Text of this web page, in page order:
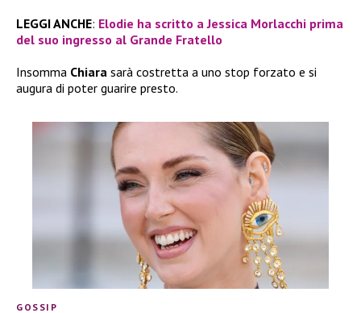
LEGGI ANCHE: Elodie ha scritto a Jessica Morlacchi prima
del suo ingresso al Grande Fratello
Insomma Chiara sarà costretta a uno stop forzato e si
augura di poter guarire presto.
GOSSIP